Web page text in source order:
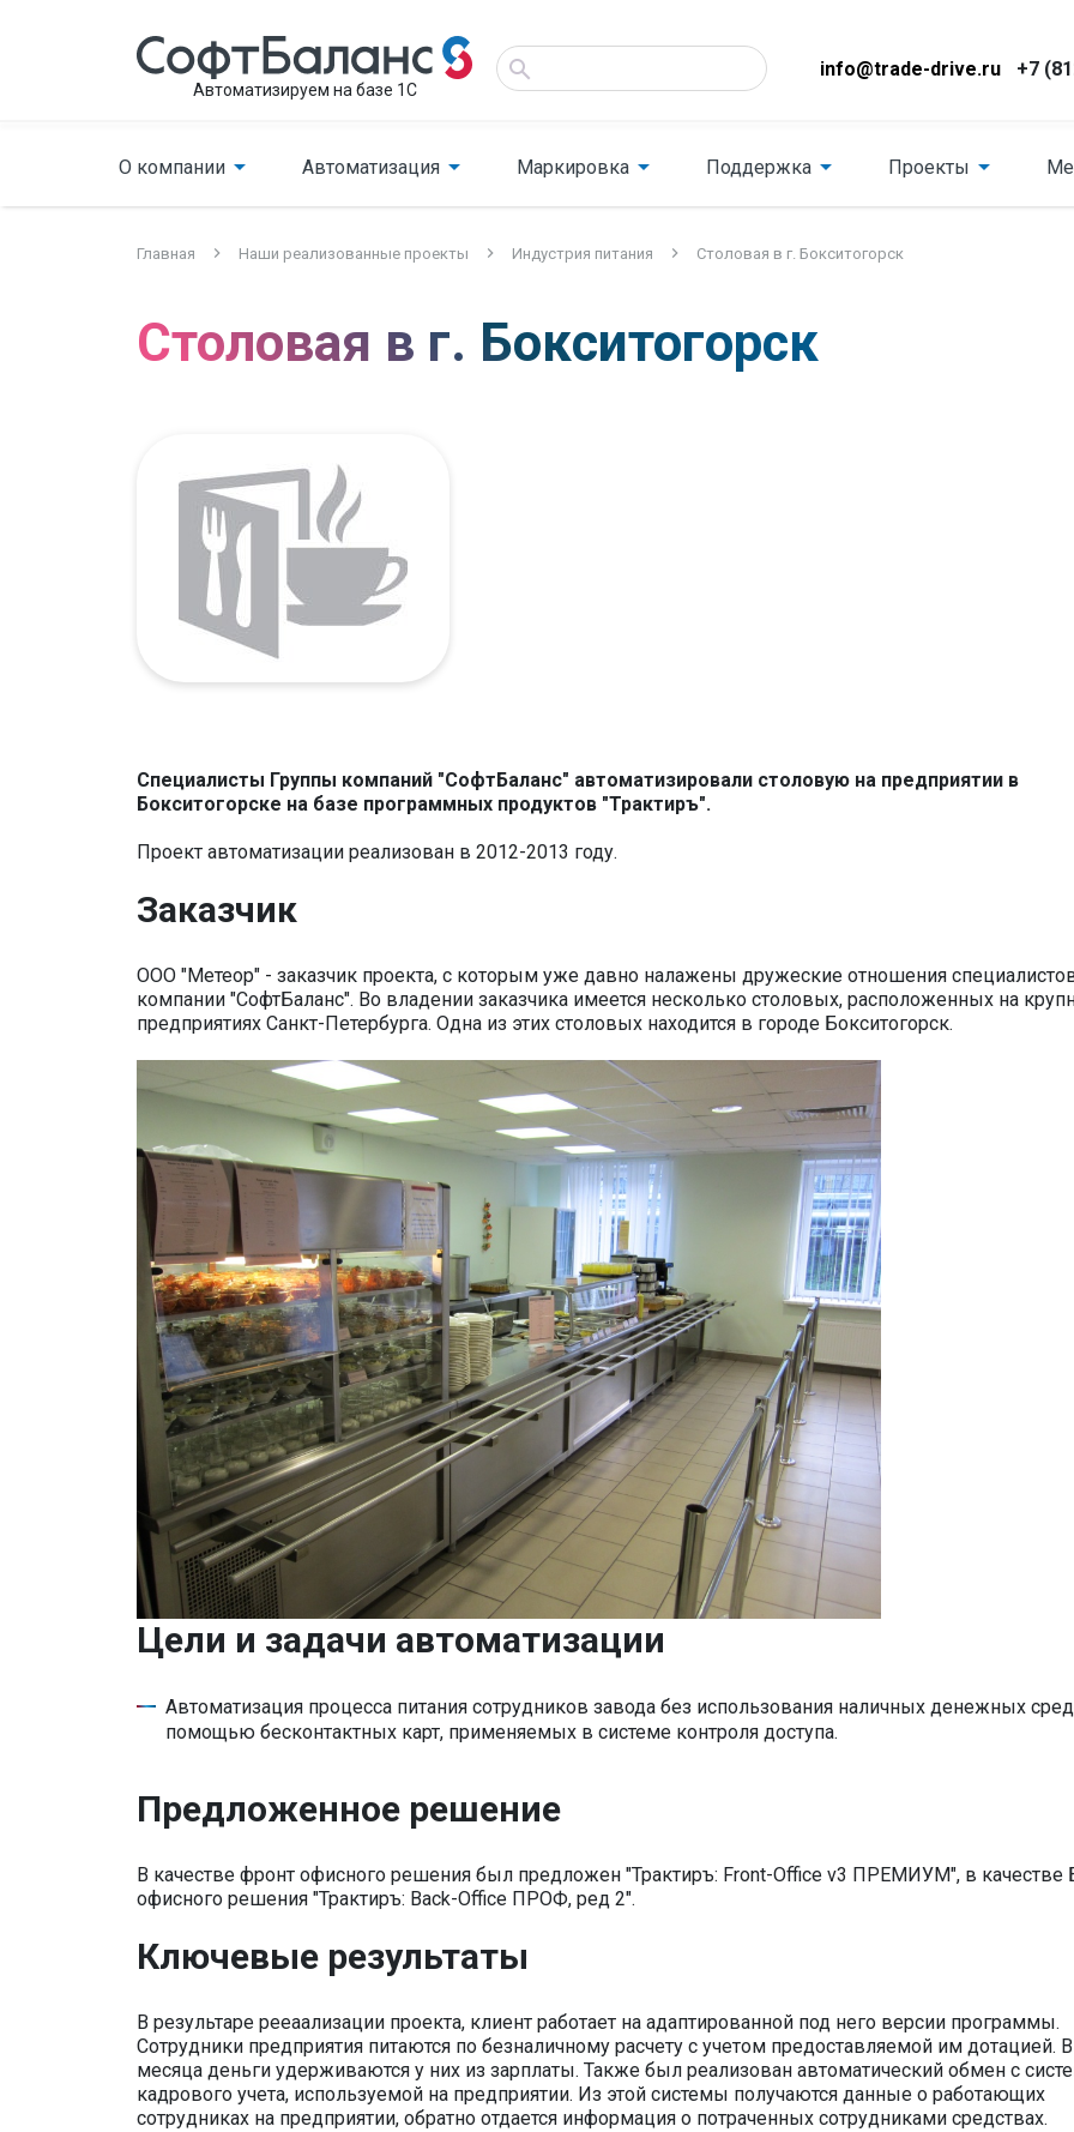
Автоматизируем на базе 1С
info@trade-drive.ru +7
О компании Автоматизация Маркировка Поддержка Проекты
Главная Наши реализованные проекты Индустрия питания Столовая в г. Бокситогорск
Столовая в г. Бокситогорск
Специалисты Группы компаний "СофтБаланс" автоматизировали столовую на предприятии в
Бокситогорске на базе программных продуктов "Трактиръ".
Проект автоматизации реализован в 2012-2013 году.
Заказчик
ООО "Метеор" - заказчик проекта, с которым уже давно налажены дружеские отношения
компании "СофтБаланс". Во владении заказчика имеется несколько столовых, расположенных на
предприятиях Санкт-Петербурга. Одна из этих столовых находится в городе Бокситогорск.
Цели и задачи автоматизации
Автоматизация процесса питания сотрудников завода без использования наличных денежных
помощью бесконтактных карт, применяемых в системе контроля доступа.
Предложенное решение
В качестве фронт офисного решения был предложен "Трактиръ: Front-Office v3 ПРЕМИУМ", в качестве
офисного решения "Трактиръ: Back-Office ПРОФ, ред 2".
Ключевые результаты
В результаре рееаализации проекта, клиент работает на адаптированной под него версии программы.
Сотрудники предприятия питаются по безналичному расчету с учетом предоставляемой им дотацией.
месяца деньги удерживаются у них из зарплаты. Также был реализован автоматический обмен с
кадрового учета, используемой на предприятии. Из этой системы получаются данные о работающих
сотрудниках на предприятии, обратно отдается информация о потраченных сотрудниками средствах.